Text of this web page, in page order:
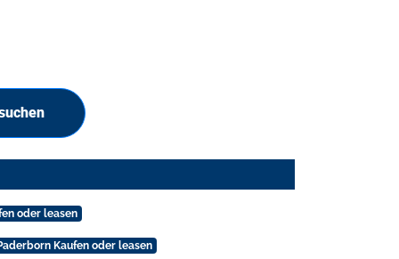
oder leasen
Kaufen oder leasen